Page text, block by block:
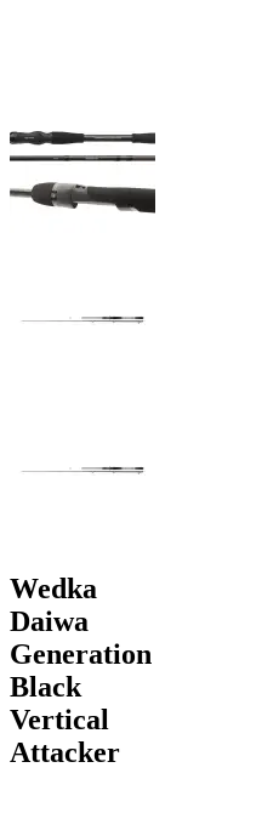
Wedka
Daiwa
Generation
Black
Vertical
Attacker